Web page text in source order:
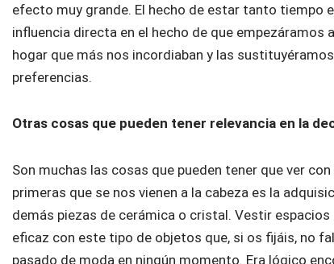
efecto muy grande. El hecho de estar tanto tiempo
influencia directa en el hecho de que
hogar que más nos incordiaban y las
preferencias.
Otras cosas que pueden tener relevancia en la
Son muchas las cosas que pueden tener que ver
primeras que se nos vienen a la cabeza es la
demás piezas de cerámica o cristal. Vestir
eficaz con este tipo de objetos que, si os fijáis, no
pasado de moda en ningún momento. Era lógico